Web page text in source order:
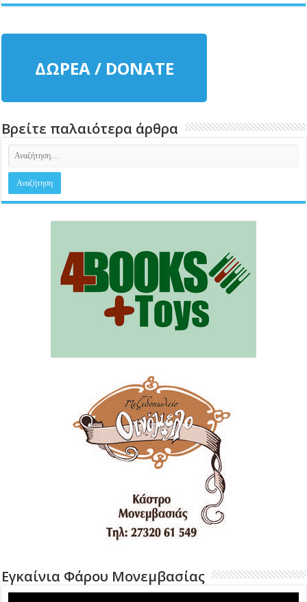
ΔΩΡΕΑ / DONATE
Βρείτε παλαιότερα άρθρα
Εγκαίνια Φάρου Μονεμβασίας